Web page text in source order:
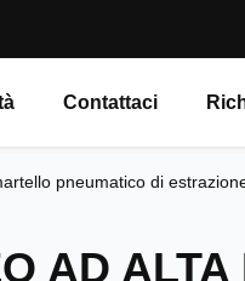
Contattaci
pneumatico di
AD